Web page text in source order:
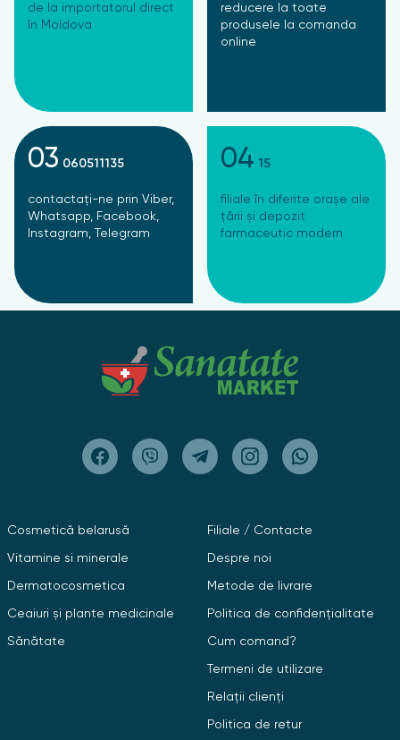
de la importatorul direct
în Moldova
reducere la toate
produsele la comanda
online
03 060511135
contactați-ne prin Viber,
Whatsapp, Facebook,
Instagram, Telegram
04 15
filiale în diferite orașe ale
țării și depozit
farmaceutic modern
Cosmetică belarusă
Vitamine si minerale
Dermatocosmetica
Ceaiuri și plante medicinale
Sănătate
Filiale / Contacte
Despre noi
Metode de livrare
Politica de confidențialitate
Cum comand?
Termeni de utilizare
Relații clienți
Politica de retur